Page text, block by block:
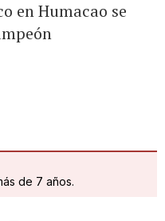
en Humacao se
de 7 años.